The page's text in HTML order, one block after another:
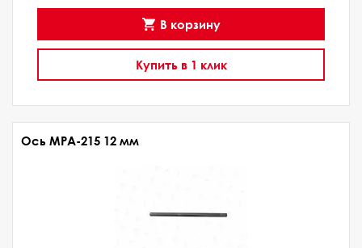
В корзину
Купить в 1 клик
Ось МРА-215 12 мм